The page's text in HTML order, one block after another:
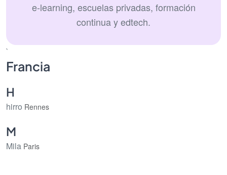
e-learning, escuelas privadas, formación
continua y edtech.
`
Francia
H
hirro Rennes
M
Mila Paris